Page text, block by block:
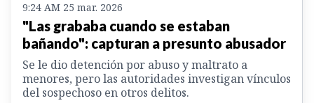
9:24 AM 25 mar. 2026
"Las grababa cuando se estaban
bañando": capturan a presunto abusador
Se le dio detención por abuso y maltrato a
menores, pero las autoridades investigan vínculos
del sospechoso en otros delitos.